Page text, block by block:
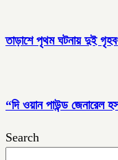
তাড়াশে পৃথম ঘটনায় দুই
“দি ওয়ান পাউন্ড জেনারেল
Search